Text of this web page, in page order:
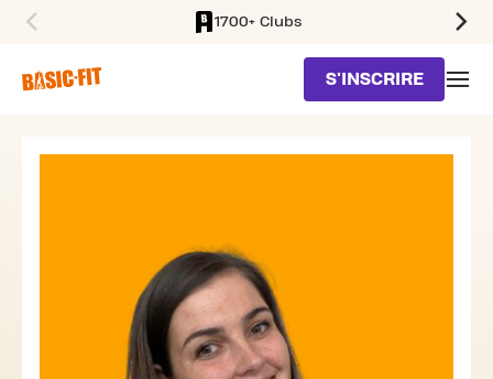
1700+ Clubs
S'INSCRIRE